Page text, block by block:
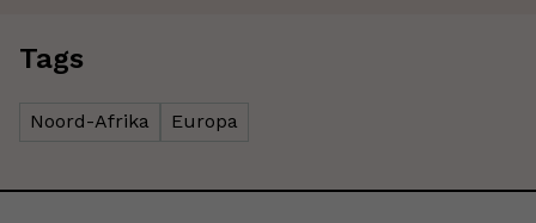
Tags
Noord-Afrika Europa